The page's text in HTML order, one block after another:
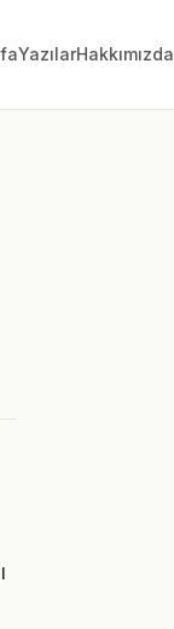
YazılarHakkımızda